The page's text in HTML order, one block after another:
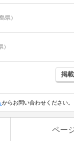
県）
）
掲
からお問い合わせください。
ペー